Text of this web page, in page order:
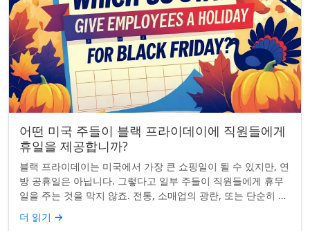
어떤 미국 주들이 블랙 프라이데이에 직원들에게
휴일을 제공합니까?
블랙 프라이데이는 미국에서 가장 큰 쇼핑일이 될 수 있지만, 연
방 공휴일은 아닙니다. 그렇다고 일부 주들이 직원들에게 휴무
일을 주는 것을 막지 않죠. 전통, 소매업의 광란, 또는 단순히 추
수감사절을 연장하는 것과 관...
더 읽기 →